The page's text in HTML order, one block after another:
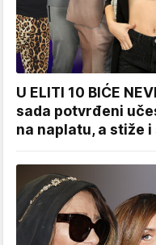
U ELITI 10 BIĆE
sada potvrđeni
na naplatu, a stiže